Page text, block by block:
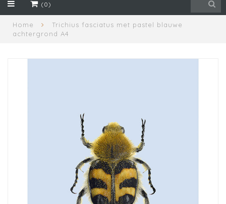
(0)
Home
Trichius fasciatus met pastel blauwe
achtergrond A4